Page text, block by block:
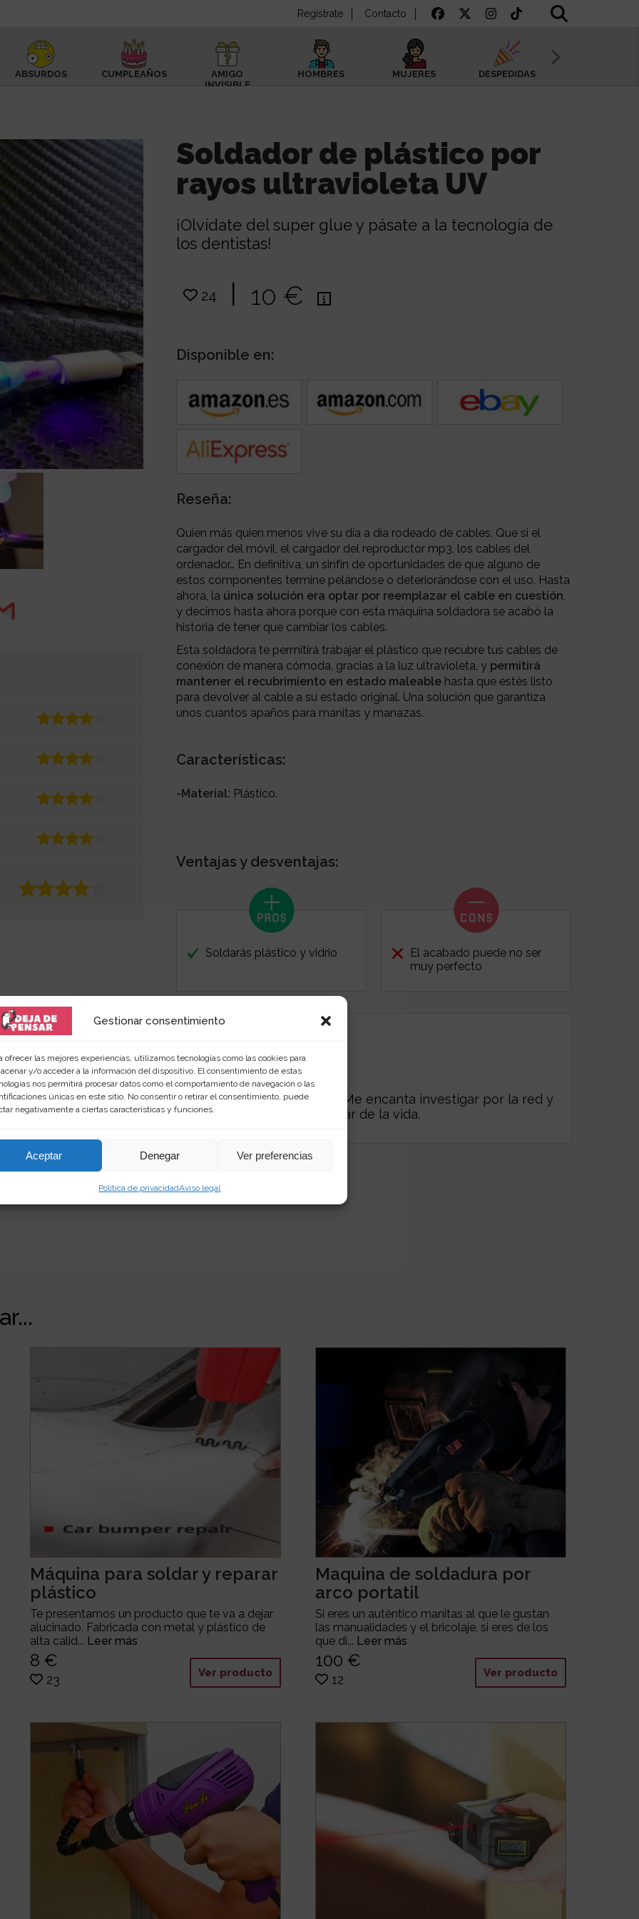
Gestionar consentimiento
ofrecer las mejores experiencias, utilizamos tecnologías como las cookies para
y/o acceder a la información del dispositivo. El consentimiento de estas
nos permitirá procesar datos como el comportamiento de navegación o las
únicas en este sitio. No consentir o retirar el consentimiento, puede
negativamente a ciertas características y funciones.
Aceptar Denegar Ver preferencias
Política de privacidadAviso legal
Regístrate Contacto
ABSURDOS CUMPLEAÑOS
AMIGO
INVISIBLE
HOMBRES MUJERES DESPEDIDAS
Soldador de plástico por
rayos ultravioleta UV
¡Olvídate del super glue y pásate a la tecnología de
los dentistas!
24 | 10 €
Disponible en:
Reseña:
Quien más quien menos vive su día a día rodeado de cables. Que si el
cargador del móvil, el cargador del reproductor mp3, los cables del
ordenador… En definitiva, un sinfín de oportunidades de que alguno de
estos componentes termine pelándose o deteriorándose con el uso. Hasta
ahora, la única solución era optar por reemplazar el cable en cuestión
y decimos hasta ahora porque con esta máquina soldadora se acabó la
historia de tener que cambiar los cables.
Esta soldadora te permitirá trabajar el plástico que recubre tus cables de
conexión de manera cómoda, gracias a la luz ultravioleta, y permitirá
mantener el recubrimiento en estado maleable hasta que estés listo
para devolver al cable a su estado original. Una solución que garantiza
unos cuantos apaños para manitas y manazas.
Características:
-Material: Plástico.
Ventajas y desventajas:
Soldarás plástico y vidrio
El acabado puede no ser
muy perfecto
amante de las palabras y de los productos singulares. Me encanta investigar por la red y
endejadepensar.com. Me gusta el mar y disfrutar de la vida.
Máquina para soldar y reparar
plástico
Te presentamos un producto que te va a dejar
alucinado. Fabricada con metal y plástico de
alta calid... Leer más
8 €
23 Ver producto
Maquina de soldadura por
arco portatil
Si eres un auténtico manitas al que le gustan
las manualidades y el bricolaje, si eres de los
que di... Leer más
100 €
12 Ver producto